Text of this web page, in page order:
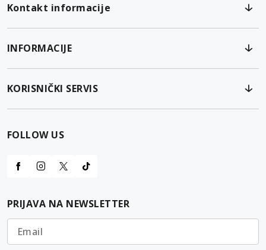
Kontakt informacije
INFORMACIJE
KORISNIČKI SERVIS
FOLLOW US
PRIJAVA NA NEWSLETTER
Email